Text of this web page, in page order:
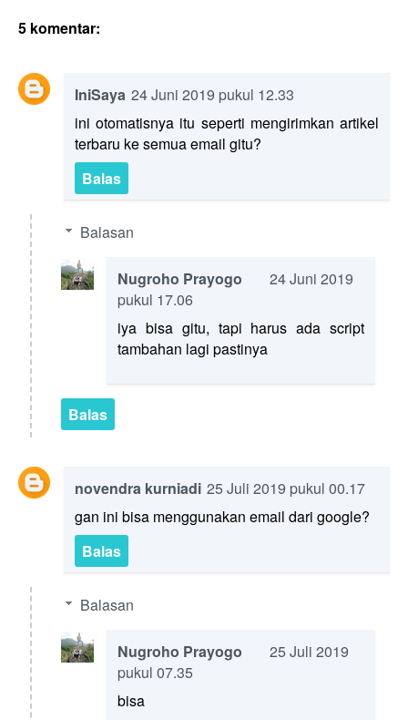
5 komentar:
IniSaya 24 Juni 2019 pukul 12.33
ini otomatisnya itu seperti mengirimkan artikel
terbaru ke semua email gitu?
Balas
Balasan
Nugroho Prayogo
24 Juni 2019
pukul 17.06
iya bisa gitu, tapi harus ada script
tambahan lagi pastinya
Balas
novendra kurniadi 25 Juli 2019 pukul 00.17
gan ini bisa menggunakan email dari google?
Balas
Balasan
Nugroho Prayogo
25 Juli 2019
pukul 07.35
bisa